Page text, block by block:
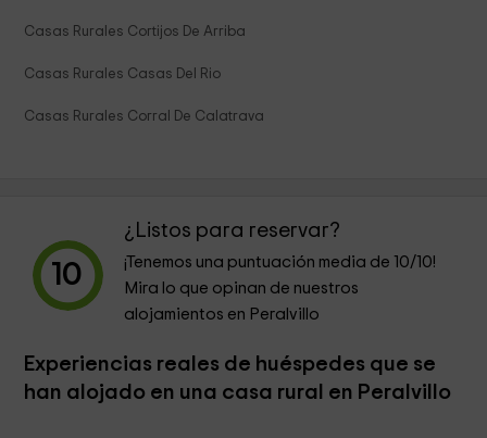
Casas Rurales Cortijos De Arriba
Casas Rurales Casas Del Rio
Casas Rurales Corral De Calatrava
10
¿Listos para reservar?
¡Tenemos una puntuación media de 10/10!
Mira lo que opinan de nuestros
alojamientos en Peralvillo
Experiencias reales de huéspedes que se
han alojado en una casa rural en Peralvillo